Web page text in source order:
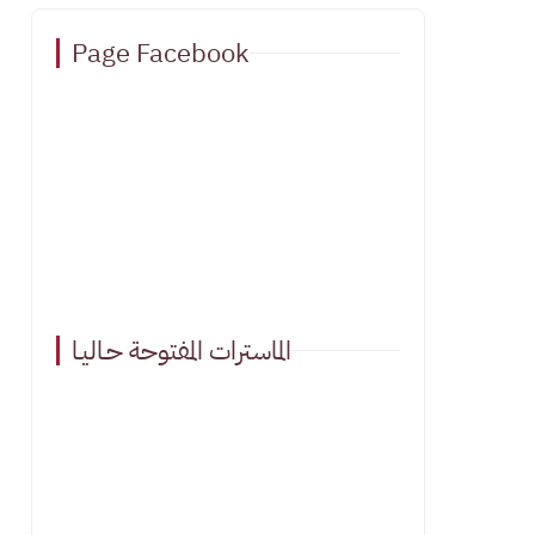
Page Facebook
الماسترات المفتوحة حـاليـا